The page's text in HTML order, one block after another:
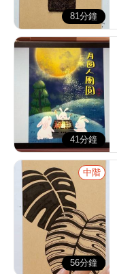
81分鐘
41分鐘
中階
56分鐘